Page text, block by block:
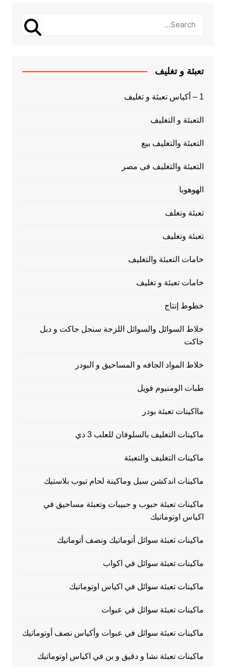
تعبئة و تغليف
1 – أكياس تعبئة و تغليف
التعبئة و التغليف
التعبئة والتغليف بيع
التعبئة والتغليف فى مصر
الهوهوبا
تعبئة وتغلف
تعبئة وتغليف
خامات التعبئة والتغليف
خامات تعبئة و تغليف
خطوط إنتاج
خلاط السوائل والسوائل اللزجة سنجل جاكت و دبل
جاكت
خلاط المواد الجافه و المساحيق و البودر
طبات الومنيوم فويل
مااكينات تعبئة بودر
ماكينات التغليف بالسلوفان للعلب 3 دي
ماكينات التغليف والتعبئة
ماكينات اندكشن سيل وماكينة لحام تيوب بلاستيك
ماكينات تعبئة حبوب و حبيبات وتعبئة مساحيق في
اكياس اوتوماتيك
ماكينات تعبئة سوائل أتوماتيك ونصف أتوماتيك
ماكينات تعبئة سوائل في اكواب
ماكينات تعبئة سوائل في اكياس اوتوماتيك
ماكينات تعبئة سوائل في عبوات
ماكينات تعبئة سوائل في عبوات وأكياس نصف أوتوماتيك
ماكينات تعبئة نشا و دقيق و بن في اكياس اوتوماتيك